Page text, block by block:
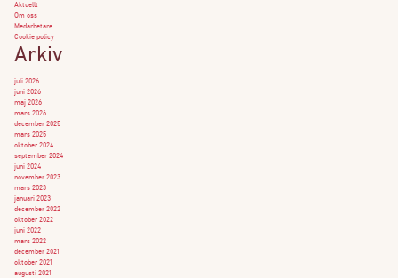
Aktuellt
Om oss
Medarbetare
Cookie policy
Arkiv
juli 2026
juni 2026
maj 2026
mars 2026
december 2025
mars 2025
oktober 2024
september 2024
juni 2024
november 2023
mars 2023
januari 2023
december 2022
oktober 2022
juni 2022
mars 2022
december 2021
oktober 2021
augusti 2021